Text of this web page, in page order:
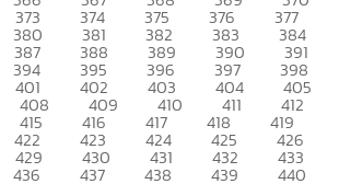
373 374 375 376 377
380 381 382 383 384
387 388 389 390 391
394 395 396 397 398
401 402 403 404 405
408 409 410 411 412
415 416 417 418 419
422 423 424 425 426
429 430 431 432 433
436 437 438 439 440